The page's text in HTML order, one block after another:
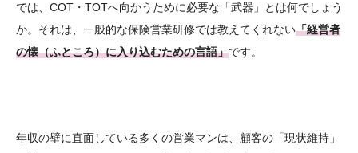
では、COT・TOTへ向かうために必要な「武器」とは何でしょう
か。それは、一般的な保険営業研修では教えてくれない「経営者
の懐（ふところ）に入り込むための言語」です。
年収の壁に直面している多くの営業マンは、顧客の「現状維持」